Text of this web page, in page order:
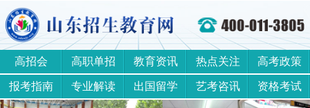
高招会 高职单招 教育资讯 热点关注 高考政策
报考指南 专业解读 出国留学 艺考咨讯 资格考试